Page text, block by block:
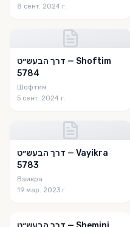
8 сент. 2024 г.
דרך הבעש״ט — Shoftim
5784
Шофтим
5 сент. 2024 г.
דרך הבעש״ט — Vayikra
5783
Ваикра
19 мар. 2023 г.